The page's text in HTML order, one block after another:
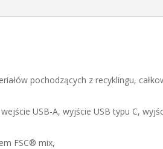
pochodzących z recyklingu,
USB-A, wyjście USB typu C,
FSC® mix,